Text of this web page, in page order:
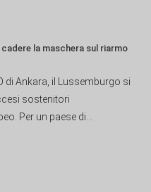
la maschera sul riarmo
di Ankara, il Lussemburgo si
sostenitori
Per un paese di...